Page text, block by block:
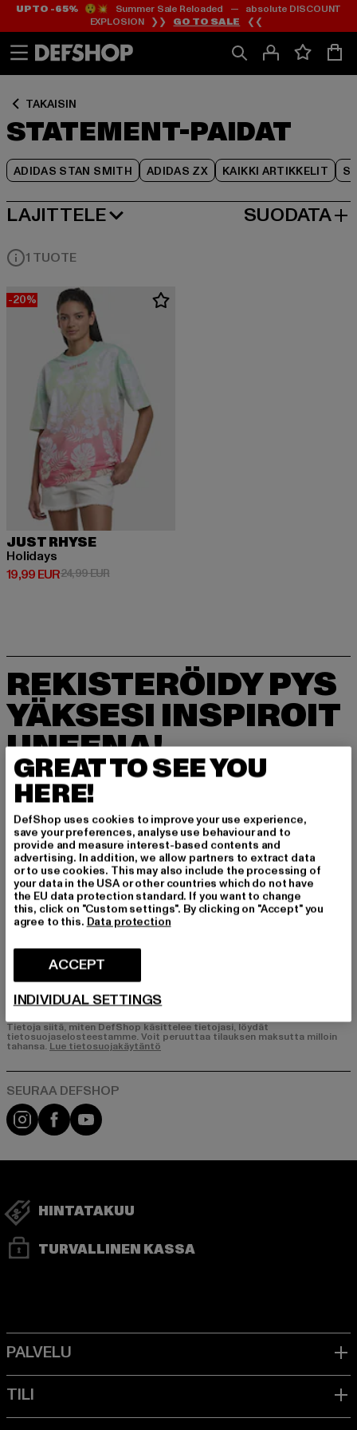
Siirry
Sisältö
Siirry
Footer
UP TO -65%😲💥 Summer Sale Reloaded — absolute DISCOUNT
EXPLOSION ❯❯ GO TO SALE ❮❮
TAKAISIN
STATEMENT-PAIDAT
ADIDAS STAN SMITH ADIDAS ZX KAIKKI ARTIKKELIT
Siirry
Tuoteruudukko
LAJITTELE
SUOSITUIMMAT SUODATA
1 TUOTE
-20%
JUST RHYSE
Holidays
19,99 EUR
Ajankohtainen hinta: 19,99 EUR
24,99 EURKampanjahinta: 24,99 EUR
REKISTERÖIDY PYS
YÄKSESI INSPIROIT
UNEENA!
Tilaa uutiskirjeemme täältä ja saat jatkossa tie
toa DefShopin ajankohtaisista trendeistä, tarjo
uksista ja kupongeista sähköpostitse!
Mistä tuotteista olet kiinnostunut?
MIEHET
NAISET
SÄHKÖPOSTI
REKISTERÖIDY
Tietoja siitä, miten DefShop käsittelee tietojasi, löydät
tietosuojaselosteestamme. Voit peruuttaa tilauksen maksutta milloin
tahansa.Lue tietosuojakäytäntö
Visit our Instagram page:
Visit our Facebook page:
Visit our YouTube channel:
HINTATAKUU
TURVALLINEN KASSA
GREAT TO SEE YOU
HERE!
DefShop uses cookies to improve your use experience,
save your preferences, analyse use behaviour and to
provide and measure interest-based contents and
advertising. In addition, we allow partners to extract data
or to use cookies. This may also include the processing of
your data in the USA or other countries which do not have
the EU data protection standard. If you want to change
this, click on "Custom settings". By clicking on "Accept" you
agree to this. Data protection
ACCEPT
INDIVIDUAL SETTINGS